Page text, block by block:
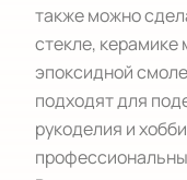
также можно
стекле, керамике
эпоксидной
подходят для
рукоделия и